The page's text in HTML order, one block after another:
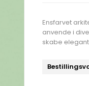
Ensfarvet
anvende i
skabe